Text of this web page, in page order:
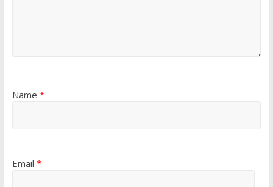
Name *
Email *